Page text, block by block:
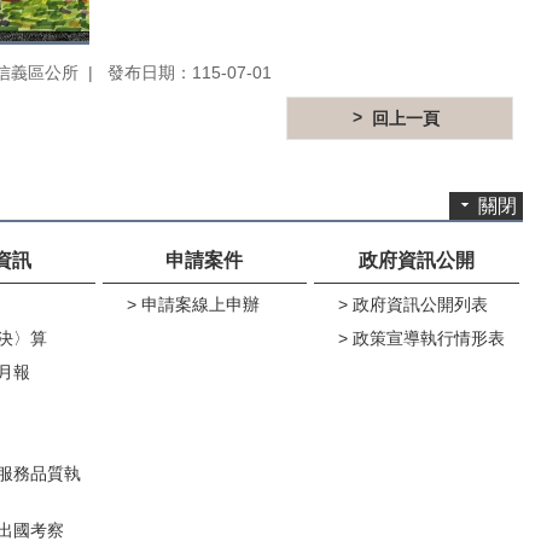
義區公所 發布日期：115-07-01
回上一頁
關閉
訊
〉算
報
務品質執
國考察
申請案件
申請案線上申辦
政府資訊公開
政府資訊公開列表
政策宣導執行情形表